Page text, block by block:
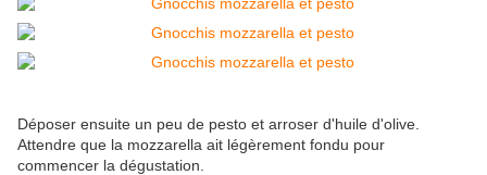
Déposer ensuite un peu de pesto et arroser d'huile d'olive.
Attendre que la mozzarella ait légèrement fondu pour
commencer la dégustation.